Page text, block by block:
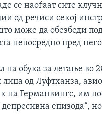
се наоѓаат сите
од речиси секој
може да обезбеди
непосредно пред
на обука за летање во
од Луфтханза,
на Германвингс, им
депресивна епизода“,